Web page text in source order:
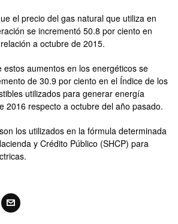
el precio del gas natural que utiliza en
se incrementó 50.8 por ciento en
a octubre de 2015.
estos aumentos en los energéticos se
de 30.9 por ciento en el Índice de los
utilizados para generar energía
2016 respecto a octubre del año pasado.
los utilizados en la fórmula determinada
y Crédito Público (SHCP) para